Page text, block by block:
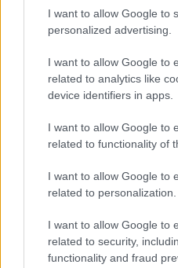
I want to allow Google to
personalized advertising.
I want to allow Google to
related to analytics like
device identifiers in apps.
I want to allow Google to
related to functionality of
I want to allow Google to
related to personalization.
I want to allow Google to
related to security,
functionality and fraud
SEDUTE
Vignetta del
Limonata per